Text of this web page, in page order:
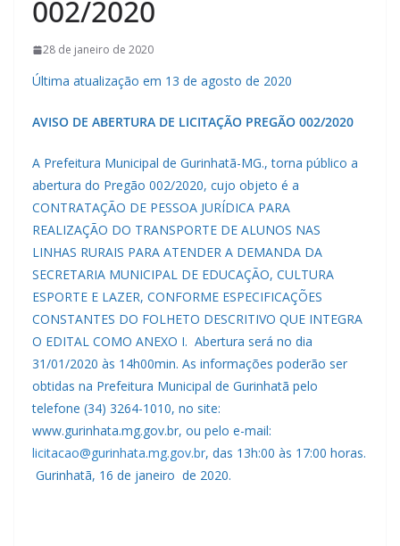
002/2020
28 de janeiro de 2020
Última atualização em 13 de agosto de 2020
AVISO DE ABERTURA DE LICITAÇÃO PREGÃO 002/2020
A Prefeitura Municipal de Gurinhatã-MG., torna público a
abertura do Pregão 002/2020, cujo objeto é a
CONTRATAÇÃO DE PESSOA JURÍDICA PARA
REALIZAÇÃO DO TRANSPORTE DE ALUNOS NAS
LINHAS RURAIS PARA ATENDER A DEMANDA DA
SECRETARIA MUNICIPAL DE EDUCAÇÃO, CULTURA
ESPORTE E LAZER, CONFORME ESPECIFICAÇÕES
CONSTANTES DO FOLHETO DESCRITIVO QUE INTEGRA
O EDITAL COMO ANEXO I. Abertura será no dia
31/01/2020 às 14h00min. As informações poderão ser
obtidas na Prefeitura Municipal de Gurinhatã pelo
telefone (34) 3264-1010, no site:
www.gurinhata.mg.gov.br, ou pelo e-mail:
licitacao@gurinhata.mg.gov.br, das 13h:00 às 17:00 horas.
Gurinhatã, 16 de janeiro de 2020.